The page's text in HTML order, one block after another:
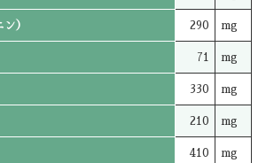
） 290 mg
71 mg
330 mg
210 mg
410 mg